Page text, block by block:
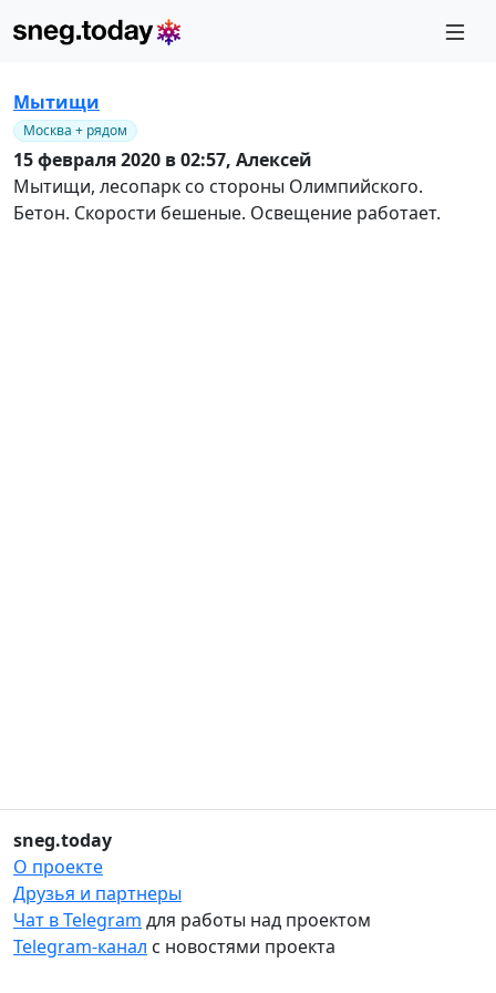
Мытищи
Москва + рядом
15 февраля 2020 в 02:57, Алексей
Мытищи, лесопарк со стороны Олимпийского.
Бетон. Скорости бешеные. Освещение работает.
sneg.today
О проекте
Друзья и партнеры
Чат в Telegram для работы над проектом
Telegram-канал с новостями проекта